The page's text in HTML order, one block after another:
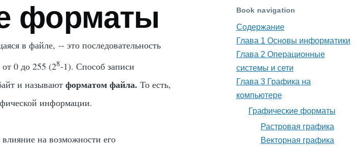
форматы
в файле, -- это последовательность
0 до 255 (28-1). Способ записи
и называютформатом файла. То есть,
информации.
на возможности его
Book navigation
Содержание
Глава 1 Основы информатики
Глава 2 Операционные
системы и сети
Глава 3 Графика на
компьютере
Графические форматы
Растровая графика
Векторная графика